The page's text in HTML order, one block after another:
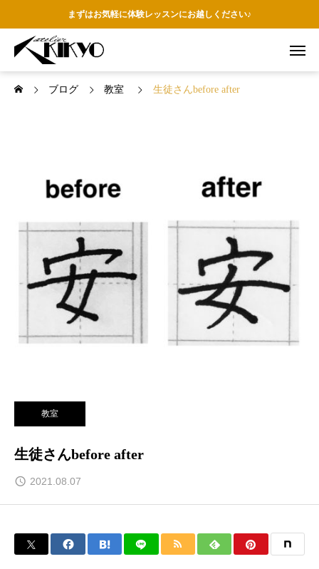
まずはお気軽に体験レッスンにお越しください♪
ブログ 教室 生徒さんbefore after
教室
生徒さんbefore after
2021.08.07